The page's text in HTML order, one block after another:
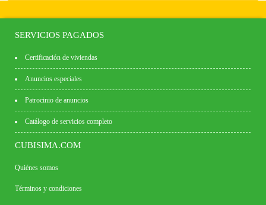
SERVICIOS PAGADOS
Certificación de viviendas
Anuncios especiales
Patrocinio de anuncios
Catálogo de servicios completo
CUBISIMA.COM
Quiénes somos
Términos y condiciones